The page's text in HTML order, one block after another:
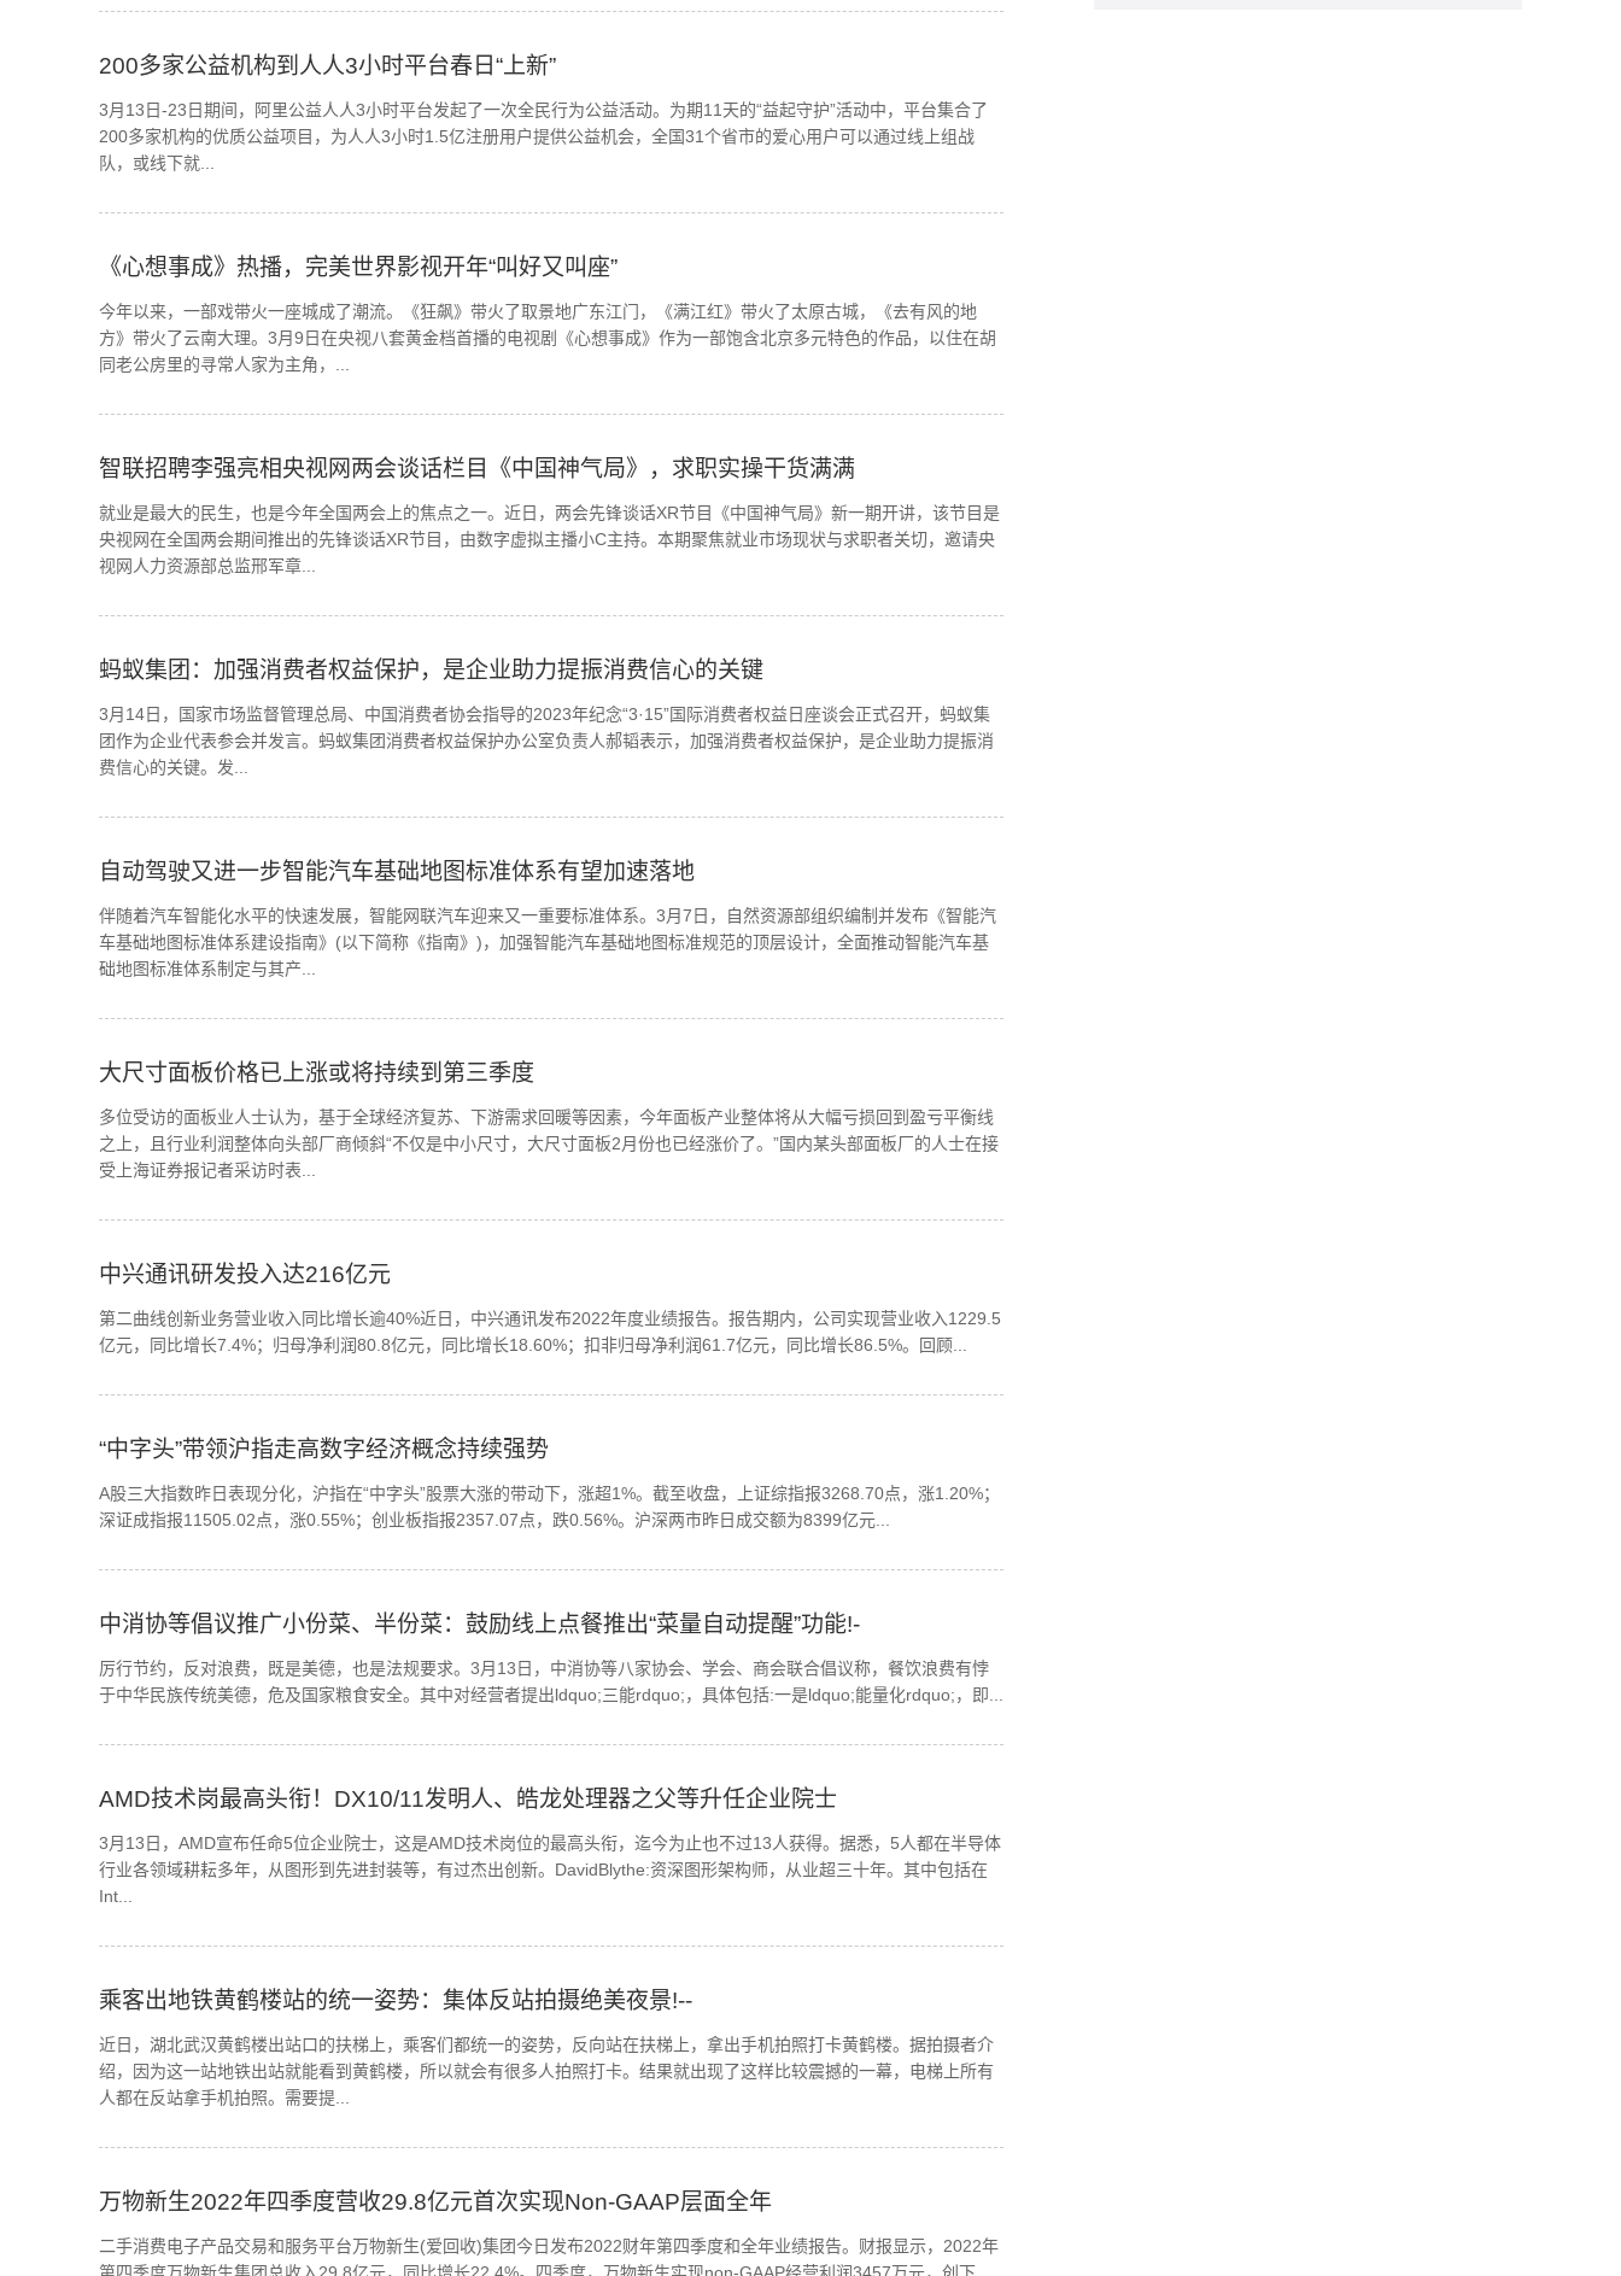
200多家公益机构到人人3小时平台春日“上新”
3月13日-23日期间，阿里公益人人3小时平台发起了一次全民行为公益活动。为期11天的“益起守护”活动中，平台集合了
200多家机构的优质公益项目，为人人3小时1.5亿注册用户提供公益机会，全国31个省市的爱心用户可以通过线上组战
队，或线下就...
《心想事成》热播，完美世界影视开年“叫好又叫座”
今年以来，一部戏带火一座城成了潮流。《狂飙》带火了取景地广东江门，《满江红》带火了太原古城，《去有风的地
方》带火了云南大理。3月9日在央视八套黄金档首播的电视剧《心想事成》作为一部饱含北京多元特色的作品，以住在胡
同老公房里的寻常人家为主角，...
智联招聘李强亮相央视网两会谈话栏目《中国神气局》，求职实操干货满满
就业是最大的民生，也是今年全国两会上的焦点之一。近日，两会先锋谈话XR节目《中国神气局》新一期开讲，该节目是
央视网在全国两会期间推出的先锋谈话XR节目，由数字虚拟主播小C主持。本期聚焦就业市场现状与求职者关切，邀请央
视网人力资源部总监邢军章...
蚂蚁集团：加强消费者权益保护，是企业助力提振消费信心的关键
3月14日，国家市场监督管理总局、中国消费者协会指导的2023年纪念“3·15”国际消费者权益日座谈会正式召开，蚂蚁集
团作为企业代表参会并发言。蚂蚁集团消费者权益保护办公室负责人郝韬表示，加强消费者权益保护，是企业助力提振消
费信心的关键。发...
自动驾驶又进一步智能汽车基础地图标准体系有望加速落地
伴随着汽车智能化水平的快速发展，智能网联汽车迎来又一重要标准体系。3月7日，自然资源部组织编制并发布《智能汽
车基础地图标准体系建设指南》(以下简称《指南》)，加强智能汽车基础地图标准规范的顶层设计，全面推动智能汽车基
础地图标准体系制定与其产...
大尺寸面板价格已上涨或将持续到第三季度
多位受访的面板业人士认为，基于全球经济复苏、下游需求回暖等因素，今年面板产业整体将从大幅亏损回到盈亏平衡线
之上，且行业利润整体向头部厂商倾斜“不仅是中小尺寸，大尺寸面板2月份也已经涨价了。”国内某头部面板厂的人士在接
受上海证券报记者采访时表...
中兴通讯研发投入达216亿元
第二曲线创新业务营业收入同比增长逾40%近日，中兴通讯发布2022年度业绩报告。报告期内，公司实现营业收入1229.5
亿元，同比增长7.4%；归母净利润80.8亿元，同比增长18.60%；扣非归母净利润61.7亿元，同比增长86.5%。回顾...
“中字头”带领沪指走高数字经济概念持续强势
A股三大指数昨日表现分化，沪指在“中字头”股票大涨的带动下，涨超1%。截至收盘，上证综指报3268.70点，涨1.20%；
深证成指报11505.02点，涨0.55%；创业板指报2357.07点，跌0.56%。沪深两市昨日成交额为8399亿元...
中消协等倡议推广小份菜、半份菜：鼓励线上点餐推出“菜量自动提醒”功能!-
厉行节约，反对浪费，既是美德，也是法规要求。3月13日，中消协等八家协会、学会、商会联合倡议称，餐饮浪费有悖
于中华民族传统美德，危及国家粮食安全。其中对经营者提出ldquo;三能rdquo;，具体包括:一是ldquo;能量化rdquo;，即...
AMD技术岗最高头衔！DX10/11发明人、皓龙处理器之父等升任企业院士
3月13日，AMD宣布任命5位企业院士，这是AMD技术岗位的最高头衔，迄今为止也不过13人获得。据悉，5人都在半导体
行业各领域耕耘多年，从图形到先进封装等，有过杰出创新。DavidBlythe:资深图形架构师，从业超三十年。其中包括在
Int...
乘客出地铁黄鹤楼站的统一姿势：集体反站拍摄绝美夜景!--
近日，湖北武汉黄鹤楼出站口的扶梯上，乘客们都统一的姿势，反向站在扶梯上，拿出手机拍照打卡黄鹤楼。据拍摄者介
绍，因为这一站地铁出站就能看到黄鹤楼，所以就会有很多人拍照打卡。结果就出现了这样比较震撼的一幕，电梯上所有
人都在反站拿手机拍照。需要提...
万物新生2022年四季度营收29.8亿元首次实现Non-GAAP层面全年
二手消费电子产品交易和服务平台万物新生(爱回收)集团今日发布2022财年第四季度和全年业绩报告。财报显示，2022年